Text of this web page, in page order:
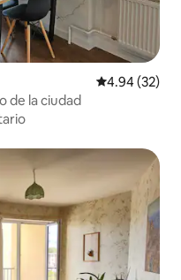
Calificación
4.94 (32)
de la ciudad